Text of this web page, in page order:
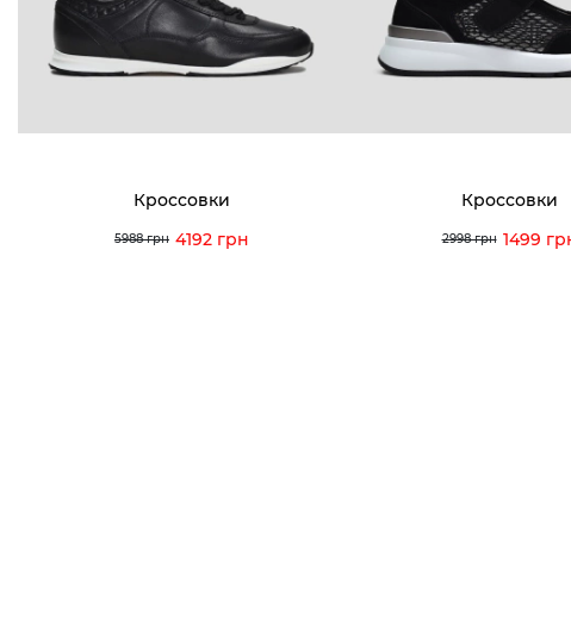
Кроссовки
5988 грн 4192 грн
Кроссовки
2998 грн 1499
Viber